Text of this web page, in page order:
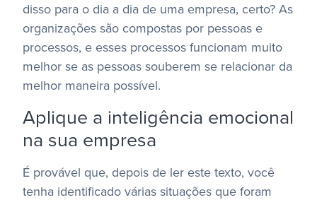
disso para o dia a dia de uma empresa, certo? As
organizações são compostas por pessoas e
processos, e esses processos funcionam muito
melhor se as pessoas souberem se relacionar da
melhor maneira possível.
Aplique a inteligência emocional
na sua empresa
É provável que, depois de ler este texto, você
tenha identificado várias situações que foram